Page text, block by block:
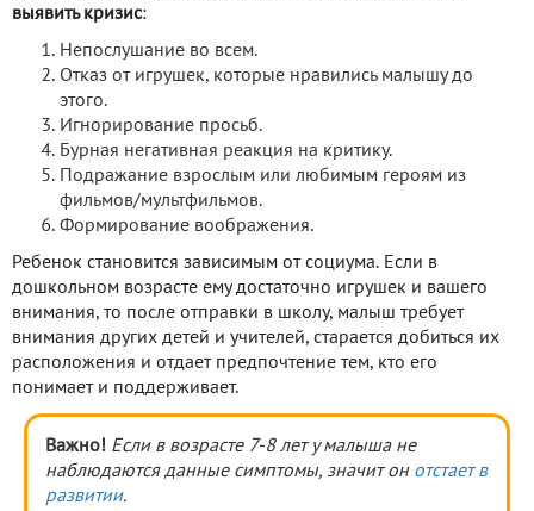
выявить кризис:
Непослушание во всем.
Отказ от игрушек, которые нравились малышу до
этого.
Игнорирование просьб.
Бурная негативная реакция на критику.
Подражание взрослым или любимым героям из
фильмов/мультфильмов.
Формирование воображения.
Ребенок становится зависимым от социума. Если в
дошкольном возрасте ему достаточно игрушек и вашего
внимания, то после отправки в школу, малыш требует
внимания других детей и учителей, старается добиться их
расположения и отдает предпочтение тем, кто его
понимает и поддерживает.
Важно! Если в возрасте 7-8 лет у малыша не
наблюдаются данные симптомы, значит он отстает в
развитии.